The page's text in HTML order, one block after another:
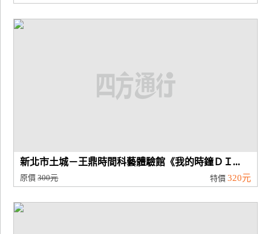
商
新北市土城－王鼎時間科藝體驗館《我的時鐘ＤＩ...
原價300元 特價 320元